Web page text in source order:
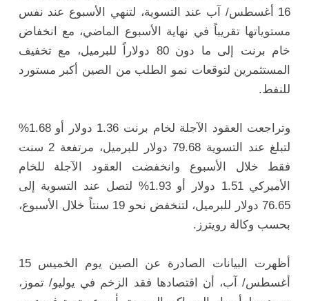
16 أغسطس/ آب عند التسوية، لتنهي الأسبوع عند نفس
مستوياتها تقريباً في نهاية الأسبوع الماضي، مع انخفاض
خام برنت إلى ما دون 80 دولاراً للبرميل، مع تخفيف
المستثمرين لتوقعات نمو الطلب من الصين أكبر مستورد
للنفط.
وتراجعت العقود الآجلة لخام برنت 1.36 دولار أو 1.68%
لتبلغ عند التسوية 79.68 دولار للبرميل، مرتفعة 2 سنت
فقط خلال الأسبوع وانخفضت العقود الآجلة للخام
الأميركي 1.51 دولار أو 1.93% لتصل عند التسوية إلى
76.65 دولار للبرميل، لتنخفض نحو 19 سنتاً خلال الأسبوع،
بحسب وكالة رويترز.
أظهرت البيانات الصادرة عن الصين يوم الخميس 15
أغسطس/ آب، أن اقتصادها فقد الزخم في يوليو/ تموز،